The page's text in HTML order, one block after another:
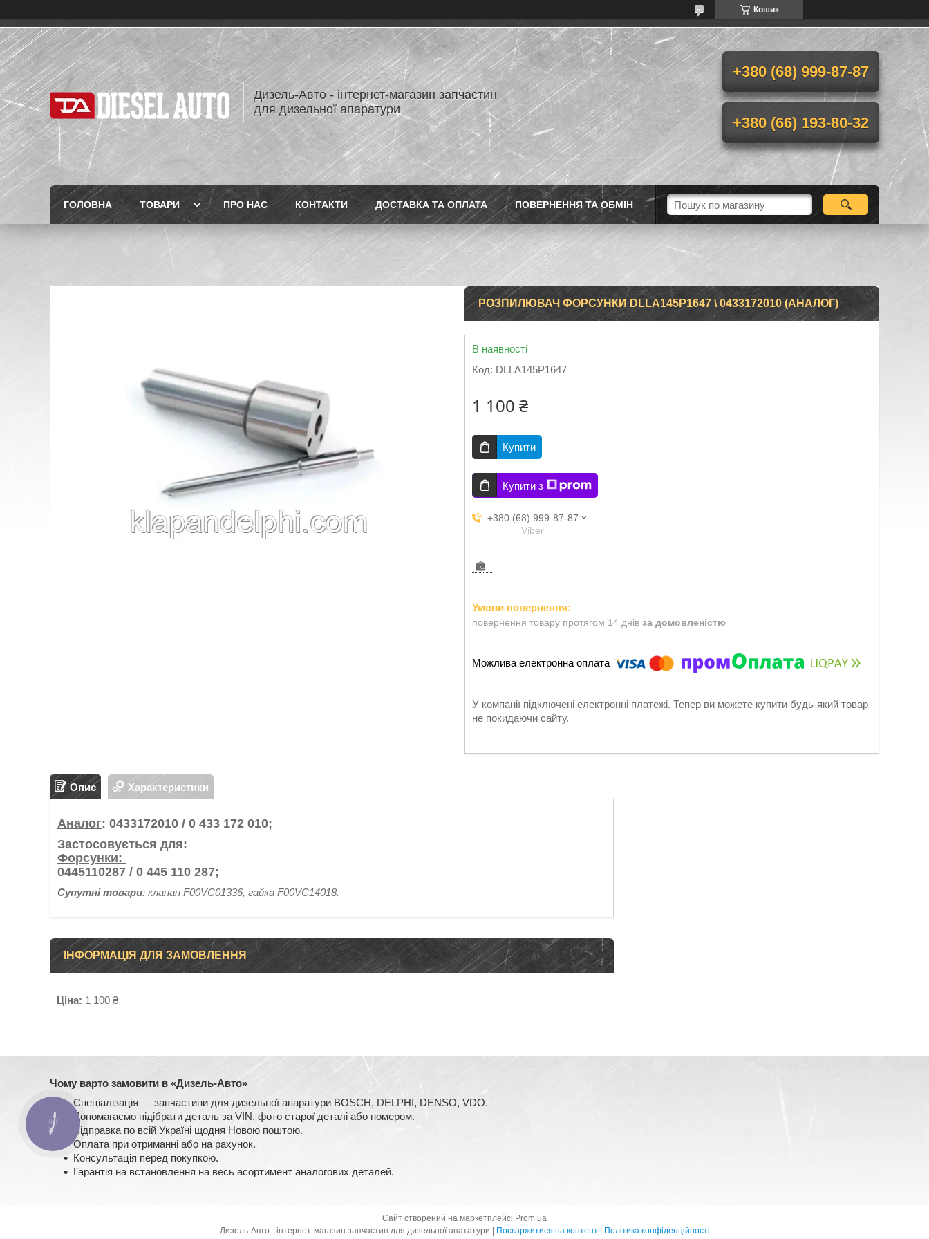
Кошик
Дизель-Авто - інтернет-магазин запчастин
для дизельної апаратури
+380 (68) 999-87-87
+380 (66) 193-80-32
ГОЛОВНА ТОВАРИ ПРО НАС КОНТАКТИ ДОСТАВКА ТА ОПЛАТА ПОВЕРНЕННЯ ТА ОБМІН
РОЗПИЛЮВАЧ ФОРСУНКИ DLLA145P1647 \ 0433172010 (АНАЛОГ)
В наявності
Код: DLLA145P1647
1 100 ₴
Купити
Купити з
+380 (68) 999-87-87
Viber
повернення товару протягом 14 днів за домовленістю
У компанії підключені електронні платежі. Тепер ви можете купити будь-який товар
не покидаючи сайту.
Опис Характеристики
Аналог: 0433172010 / 0 433 172 010;
Застосовується для:
Форсунки:
0445110287 / 0 445 110 287;
Супутні товари: клапан F00VC01336, гайка F00VC14018.
ІНФОРМАЦІЯ ДЛЯ ЗАМОВЛЕННЯ
Ціна: 1 100 ₴
Чому варто замовити в «Дизель-Авто»
Спеціалізація — запчастини для дизельної апаратури BOSCH, DELPHI, DENSO, VDO.
Допомагаємо підібрати деталь за VIN, фото старої деталі або номером.
Відправка по всій Україні щодня Новою поштою.
Оплата при отриманні або на рахунок.
Консультація перед покупкою.
Гарантія на встановлення на весь асортимент аналогових деталей.
Сайт створений на маркетплейсі Prom.ua
Поскаржитися на контент Політика конфіденційності
КНОПКА
ЗВ'ЯЗКУ